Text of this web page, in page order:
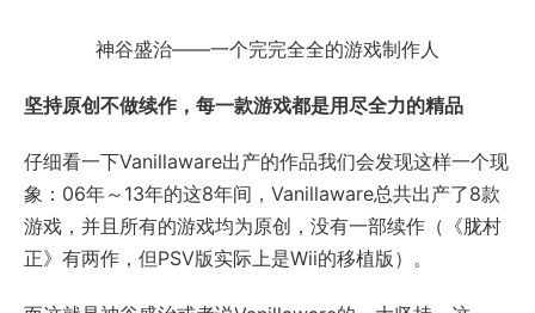
神谷盛治——一个完完全全的游戏制作人
坚持原创不做续作，每一款游戏都是用尽全力的精品
仔细看一下Vanillaware出产的作品我们会发现这样一个现
象：06年～13年的这8年间，Vanillaware总共出产了8款
游戏，并且所有的游戏均为原创，没有一部续作（《胧村
正》有两作，但PSV版实际上是Wii的移植版）。